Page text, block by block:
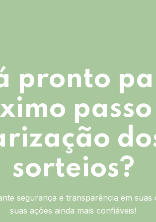
pronto
sorteios?
segurança e transparência em
suas ações ainda mais confiáveis!